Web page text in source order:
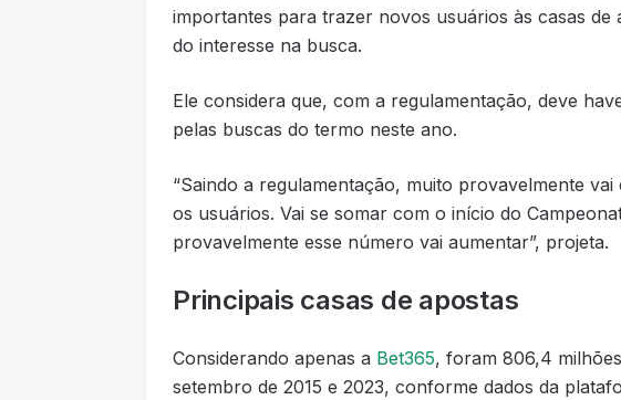
importantes para trazer novos usuários às casas de
do interesse na busca.
Ele considera que, com a regulamentação, deve
pelas buscas do termo neste ano.
“Saindo a regulamentação, muito provavelmente
os usuários. Vai se somar com o início do
provavelmente esse número vai aumentar”, projeta.
Principais casas de apostas
Considerando apenas a Bet365, foram 806,4
setembro de 2015 e 2023, conforme dados da